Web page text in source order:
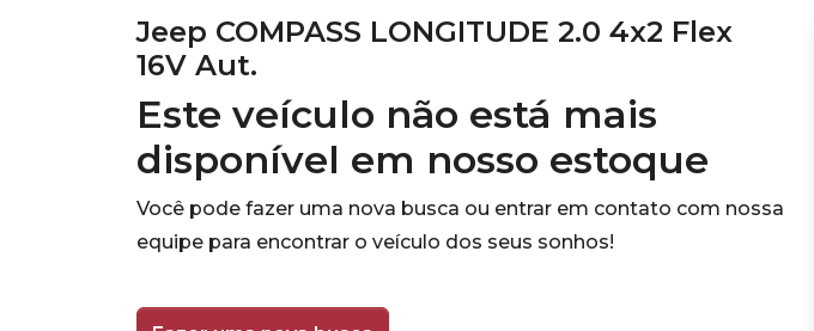
Jeep COMPASS LONGITUDE 2.0 4x2 Flex
16V Aut.
Este veículo não está mais
disponível em nosso estoque
Você pode fazer uma nova busca ou entrar em contato com nossa
equipe para encontrar o veículo dos seus sonhos!